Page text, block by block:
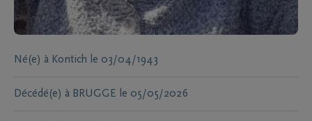
Né(e) à Kontich le 03/04/1943
Décédé(e) à BRUGGE le 05/05/2026